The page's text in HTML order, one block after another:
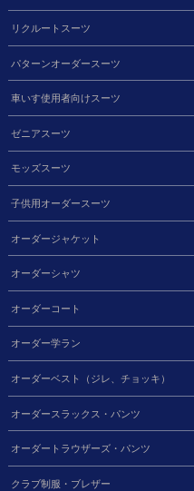
リクルートスーツ
パターンオーダースーツ
車いす使用者向けスーツ
ゼニアスーツ
モッズスーツ
子供用オーダースーツ
オーダージャケット
オーダーシャツ
オーダーコート
オーダー学ラン
オーダーベスト（ジレ、チョッキ）
オーダースラックス・パンツ
オーダートラウザーズ・パンツ
クラブ制服・ブレザー